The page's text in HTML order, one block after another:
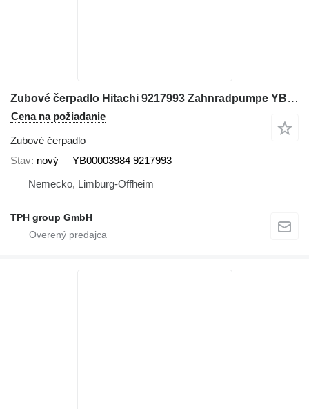
Zubové čerpadlo Hitachi 9217993 Zahnradpumpe YB00003984, ZX350LC-6, ZX290LC-5B na rýpadla Hitachi ZX350LC-6, ZX290LC-5B
Cena na požiadanie
Zubové čerpadlo
Stav nový
YB00003984 9217993
Nemecko, Limburg-Offheim
TPH group GmbH